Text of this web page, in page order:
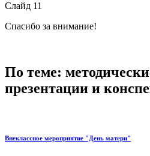
Слайд 11
Спасибо за внимание!
По теме:
презентации и
Внеклассное мероприятие "День матери"